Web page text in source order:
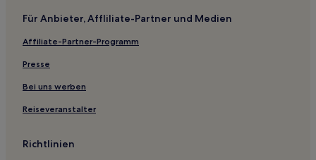
Saint-Sulpice Hotels
Virac Hotels
Coupiac Hotels
Assac Hotels
Sainte-Croix Hotels
Martiel Hotels
Für Anbieter, Affliliate-Partner und Medien
Affiliate-Partner-Programm
Presse
Bei uns werben
Reiseveranstalter
Richtlinien